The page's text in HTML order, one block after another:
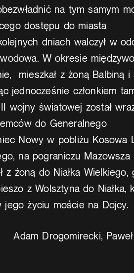
na tym samym
dostępu do miasta
dniach walczył w
W okresie
mieszkał z żoną Balbiną i
jednocześnie członkiem
wojny światowej został
do Generalnego
Nowy w pobliżu Kosowa
na pograniczu Mazowsza
żoną do Niałka Wielkiego,
z Wolsztyna do Niałka,
życiu moście na Dojcy.
Adam Drogomirecki,